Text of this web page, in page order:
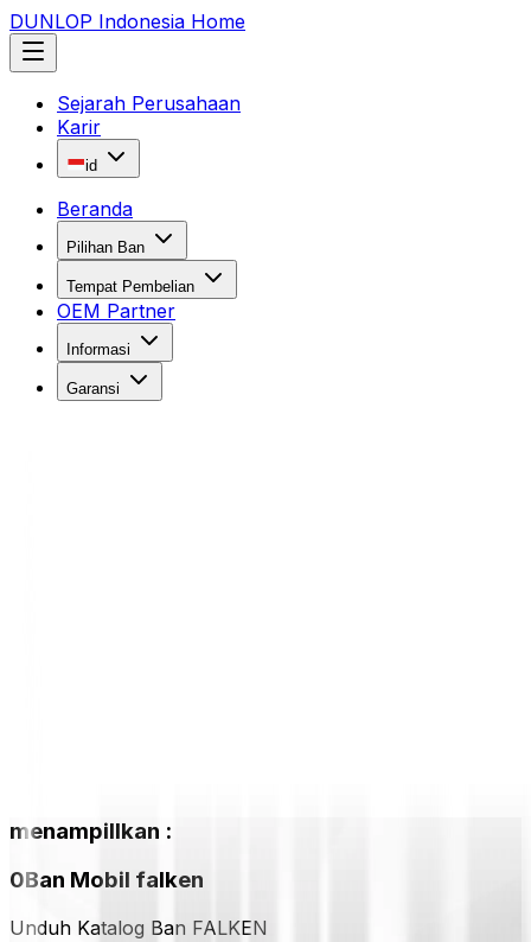
DUNLOP Indonesia Home
Sejarah Perusahaan
Karir
id
Beranda
Pilihan Ban
Tempat Pembelian
OEM Partner
Informasi
Garansi
menampillkan :
0Ban Mobil falken
Unduh Katalog Ban FALKEN